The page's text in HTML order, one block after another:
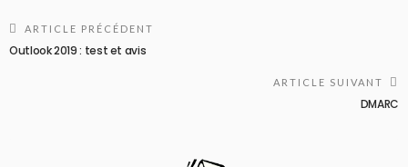
ARTICLE PRÉCÉDENT
Outlook 2019 : test et avis
ARTICLE SUIVANT
DMARC